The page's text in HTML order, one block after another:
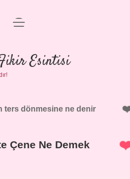
Anasayfa
Politikası
Uyarı
menüyü
Esintisi
ters dönmesine ne denir
Çene Ne Demek